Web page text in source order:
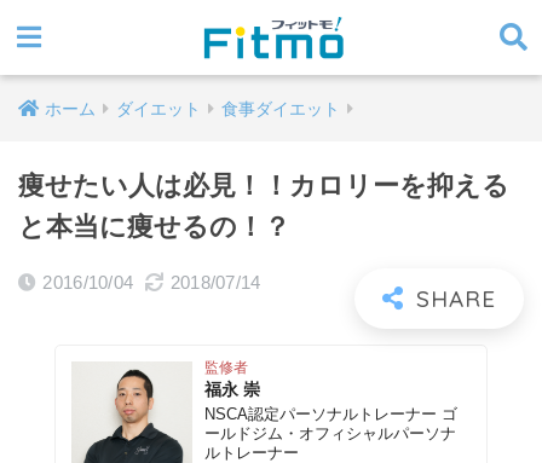
ホーム ダイエット 食事ダイエット
痩せたい人は必見！！カロリーを抑える
と本当に痩せるの！？
2016/10/04 2018/07/14
監修者
福永 崇
NSCA認定パーソナルトレーナー ゴ
ールドジム・オフィシャルパーソナ
ルトレーナー